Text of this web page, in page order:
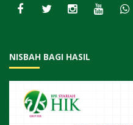
NISBAH BAGI HASIL